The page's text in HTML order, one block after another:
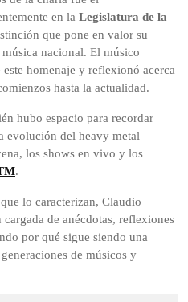
en la Legislatura de la
que pone en valor su
nacional. El músico
homenaje y reflexionó acerca
hasta la actualidad.
hubo espacio para recordar
evolución del heavy metal
los shows en vivo y los
.
lo caracterizan, Claudio
de anécdotas, reflexiones
por qué sigue siendo una
de músicos y